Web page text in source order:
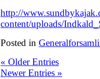
http://
content/uploads/
Posted in
« Older Entries
Newer Entries »